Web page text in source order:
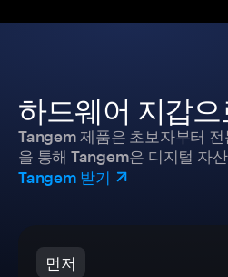
하드웨어 지갑
Tangem 제품은 초보자부터
을 통해 Tangem은 디지털 자
Tangem 받기
먼저